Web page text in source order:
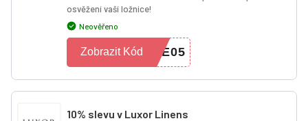
osvěžení vaší ložnice!
Neověřeno
ME05
Zobrazit Kód
10% slevu v Luxor Linens